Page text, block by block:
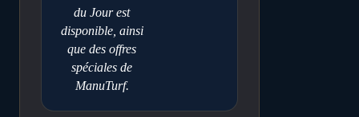
du Jour est
disponible, ainsi
que des offres
spéciales de
ManuTurf.